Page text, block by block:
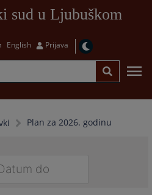
sud u Ljubuškom
English Prijava
Plan za 2026. godinu